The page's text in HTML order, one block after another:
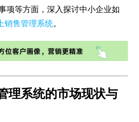
项等方面，深入探讨中小企业如
销售管理系统。
理系统的市场现状与